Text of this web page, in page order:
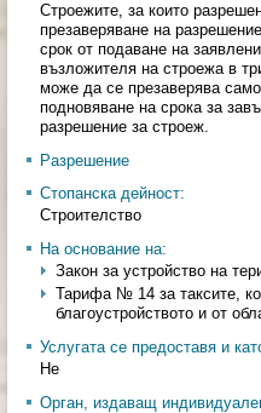
Строежите, за които
презаверяване на
срок от подаване на
възложителя на строежа в
може да се презаверява
подновяване на срока за
разрешение за строеж.
Разрешение
Стопанска дейност:
Строителство
На основание на:
Закон за устройство на
Тарифа № 14 за таксите,
благоустройството и от
Услугата се предоставя и
Не
Орган, издаващ